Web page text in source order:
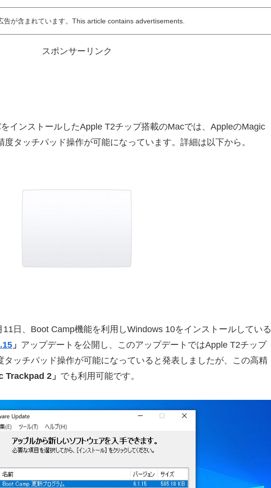
告が含まれています。This article contains advertisements.
スポンサーリンク
インストールしたApple T2チップ搭載のMacでは、AppleのMagic
タッチパッド操作が可能になっています。詳細は以下から。
日、Boot Camp機能を利用しWindows 10をインストールしている
」 アップデートを公開し、このアップデートではApple T2チップ
ッチパッド操作が可能になっていると発表しましたが、この高精
Trackpad 2」 でも利用可能です。